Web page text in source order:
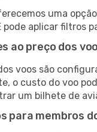
uma
pode aplicar filtros
ao preço dos
voos são
o custo do voo
um bilhete de
para membros